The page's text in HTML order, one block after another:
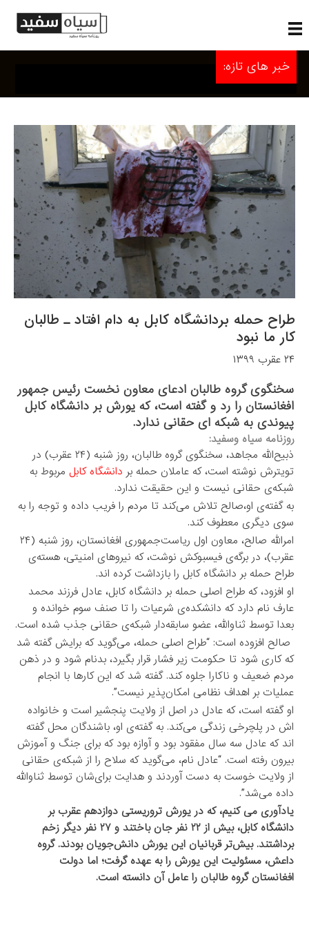
خبر های تازه:
طراح حمله بردانشگاه کابل به دام افتاد ـ طالبان
کار ما نبود
۲۴ عقرب ۱۳۹۹
سخنگوی گروه طالبان ادعای معاون نخست رئیس جمهور
افغانستان را رد و گفته است، که یورش بر دانشگاه کابل
پیوندی به شبکه ای حقانی ندارد.
روزنامه سیاه وسفید:
ذبیح‌الله مجاهد، سخنگوی گروه طالبان، روز شنبه (۲۴ عقرب) در
تویترش نوشته است، که عاملان حمله بر دانشگاه کابل مربوط به
شبکه‌ی حقانی نیست و این حقیقت ندارد.
به گفته‌ی او،صالح تلاش می‌کند تا مردم را فریب داده و توجه را به
سوی دیگری معطوف کند.
امرالله صالح، معاون اول ریاست‌جمهوری افغانستان، روز شنبه (۲۴
عقرب)، در برگه‌ی فیسبوکش نوشت، که نیروهای امنیتی، هسته‌ی
طراح حمله بر دانشگاه کابل را بازداشت کرده اند.
او افزود، که طراح اصلی حمله بر دانشگاه کابل، عادل فرزند محمد
عارف نام دارد که دانشکده‌ی شرعیات را تا صنف سوم خوانده و
بعدا توسط ثناوالله، عضو سابقه‌دار شبکه‌ی حقانی جذب شده است.
صالح افزوده است: “طراح اصلی حمله، می‌گوید که برایش گفته شد
که کاری شود تا حکومت زیر فشار قرار بگیرد، بدنام شود و در ذهن
مردم ضعیف و ناکارا جلوه کند. گفته شد که این کارها با انجام
عملیات بر اهداف نظامی امکان‌پذیر نیست”.
او گفته است، که عادل در اصل از ولایت پنجشیر است و خانواده
اش در پلچرخی زندگی می‌کند. به گفته‌ی او، باشندگان محل گفته
اند که عادل سه سال مفقود بود و آوازه بود که برای جنگ و آموزش
بیرون رفته است. “عادل نام، می‌گوید که سلاح را از شبکه‌ی حقانی
از ولایت خوست به دست آوردند و هدایت برای‌شان توسط ثناوالله
داده می‌شد”.
یادآوری می کنیم، که در یورش تروریستی دوازدهم عقرب بر
دانشگاه کابل، بیش از ۲۲ نفر جان باختند و ۲۷ نفر دیگر زخم
برداشتند. بیش‌تر قربانیان این یورش دانش‌جویان بودند. گروه
داعش، مسئولیت این یورش را به عهده گرفت؛ اما دولت
افغانستان گروه طالبان را عامل آن دانسته است.